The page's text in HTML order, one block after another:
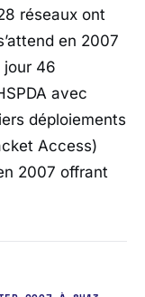
réseaux ont
en 2007
jour 46
avec
déploiements
Access)
2007 offrant